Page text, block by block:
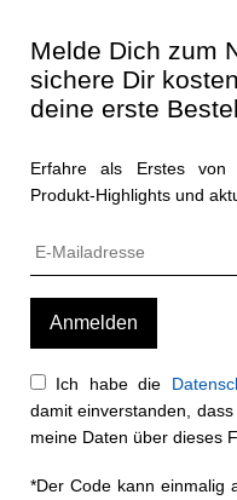
Melde Dich zum
sichere Dir
deine erste
Erfahre als Erstes von
Produkt-Highlights und
Ich habe die
damit einverstanden,
meine Daten über dieses
*Der Code kann einmalig